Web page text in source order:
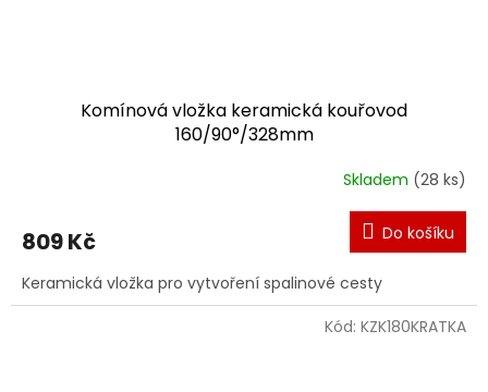
Komínová vložka keramická kouřovod
160/90°/328mm
Skladem (28 ks)
809 Kč Do košíku
Keramická vložka pro vytvoření spalinové cesty
Kód: KZK180KRATKA